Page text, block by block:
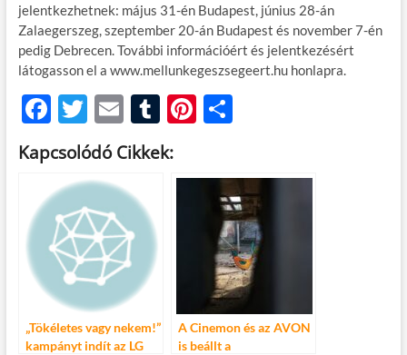
jelentkezhetnek: május 31-én Budapest, június 28-án
Zalaegerszeg, szeptember 20-án Budapest és november 7-én
pedig Debrecen. További információért és jelentkezésért
látogasson el a www.mellunkegeszsegeert.hu honlapra.
F
ac
e
b
o
o
k
T
w
itt
er
E
m
ail
T
u
m
Pi
es
O
m
e
g
Kapcsolódó Cikkek:
„Tökéletes vagy nekem!”
kampányt indít az LG
A Cinemon és az AVON
is beállt a